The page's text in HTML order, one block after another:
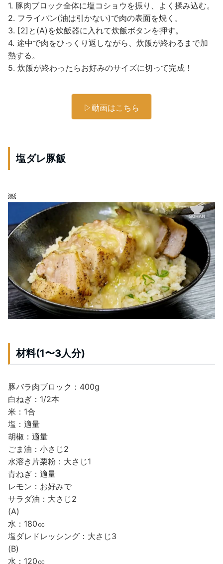
1. 豚肉ブロック全体に塩コショウを振り、よく揉み込む。
2. フライパン(油は引かない)で肉の表面を焼く。
3. [2]と(A)を炊飯器に入れて炊飯ボタンを押す。
4. 途中で肉をひっくり返しながら、炊飯が終わるまで加
熱する。
5. 炊飯が終わったらお好みのサイズに切って完成！
▷動画はこちら
塩ダレ豚飯
￼
材料(1〜3人分)
豚バラ肉ブロック：400g
白ねぎ：1/2本
米：1合
塩：適量
胡椒：適量
ごま油：小さじ2
水溶き片栗粉：大さじ1
青ねぎ：適量
レモン：お好みで
サラダ油：大さじ2
(A)
水：180㏄
塩ダレドレッシング：大さじ3
(B)
水：120㏄